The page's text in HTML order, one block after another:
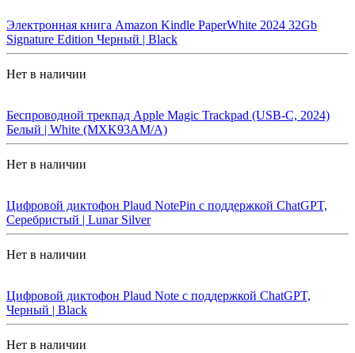
Электронная книга Amazon Kindle PaperWhite 2024 32Gb
Signature Edition Черный | Black
Нет в наличии
Беспроводной трекпад Apple Magic Trackpad (USB-C, 2024)
Белый | White (MXK93AM/A)
Нет в наличии
Цифровой диктофон Plaud NotePin с поддержкой ChatGPT,
Серебристый | Lunar Silver
Нет в наличии
Цифровой диктофон Plaud Note с поддержкой ChatGPT,
Черный | Black
Нет в наличии